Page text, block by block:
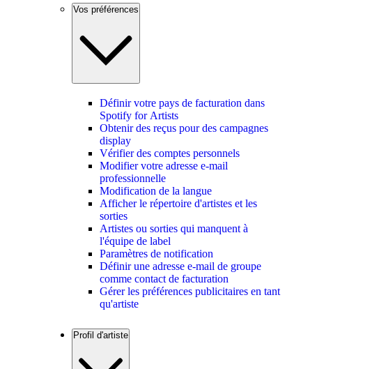
Vos préférences
Définir votre pays de facturation dans
Spotify for Artists
Obtenir des reçus pour des campagnes
display
Vérifier des comptes personnels
Modifier votre adresse e-mail
professionnelle
Modification de la langue
Afficher le répertoire d'artistes et les
sorties
Artistes ou sorties qui manquent à
l'équipe de label
Paramètres de notification
Définir une adresse e-mail de groupe
comme contact de facturation
Gérer les préférences publicitaires en tant
qu'artiste
Profil d'artiste